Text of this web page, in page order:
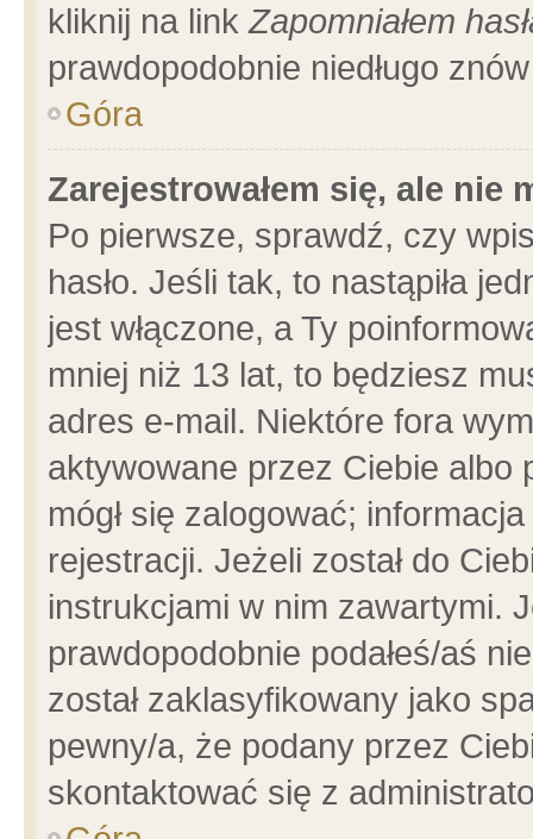
kliknij na linkZapomniałem
prawdopodobnie niedługo
Góra
Zarejestrowałem się, ale nie
Po pierwsze, sprawdź, czy
hasło. Jeśli tak, to nastąpiła
jest włączone, a Ty
mniej niż 13 lat, to będziesz
adres e-mail. Niektóre fora
aktywowane przez Ciebie albo
mógł się zalogować;
rejestracji. Jeżeli został do
instrukcjami w nim zawartymi.
prawdopodobnie podałeś/aś
został zaklasyfikowany jako
pewny/a, że podany przez
skontaktować się z